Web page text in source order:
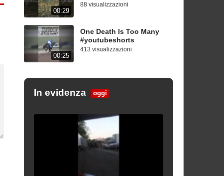
00:29
88 visualizzazioni
00:25
One Death Is Too Many
#youtubeshorts
413 visualizzazioni
In evidenza oggi